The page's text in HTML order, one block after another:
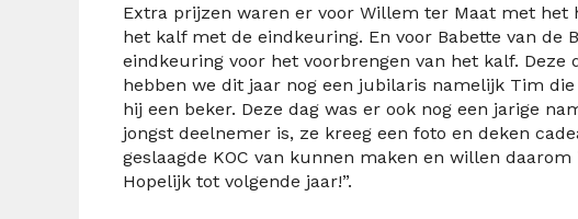
Extra prijzen waren er voor Willem ter Maat met het
het kalf met de eindkeuring. En voor Babette van de
eindkeuring voor het voorbrengen van het kalf. Deze
hebben we dit jaar nog een jubilaris namelijk Tim
hij een beker. Deze dag was er ook nog een jarige
jongst deelnemer is, ze kreeg een foto en deken
geslaagde KOC van kunnen maken en willen
Hopelijk tot volgende jaar!”.